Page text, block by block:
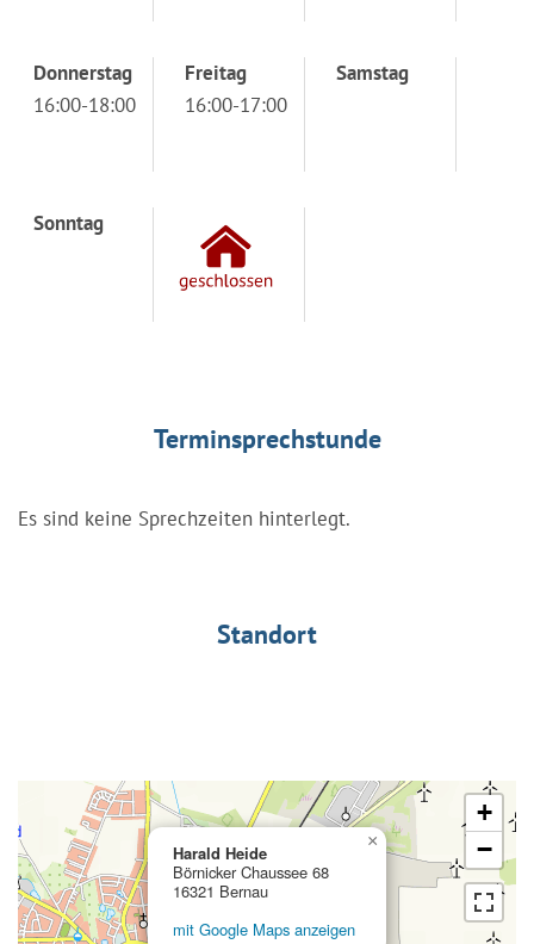
Donnerstag
16:00-18:00
Freitag
16:00-17:00
Samstag
Sonntag
Terminsprechstunde
Es sind keine Sprechzeiten hinterlegt.
Standort
Harald Heide
Börnicker Chaussee 68
16321 Bernau
mit Google Maps anzeigen
×
+
−